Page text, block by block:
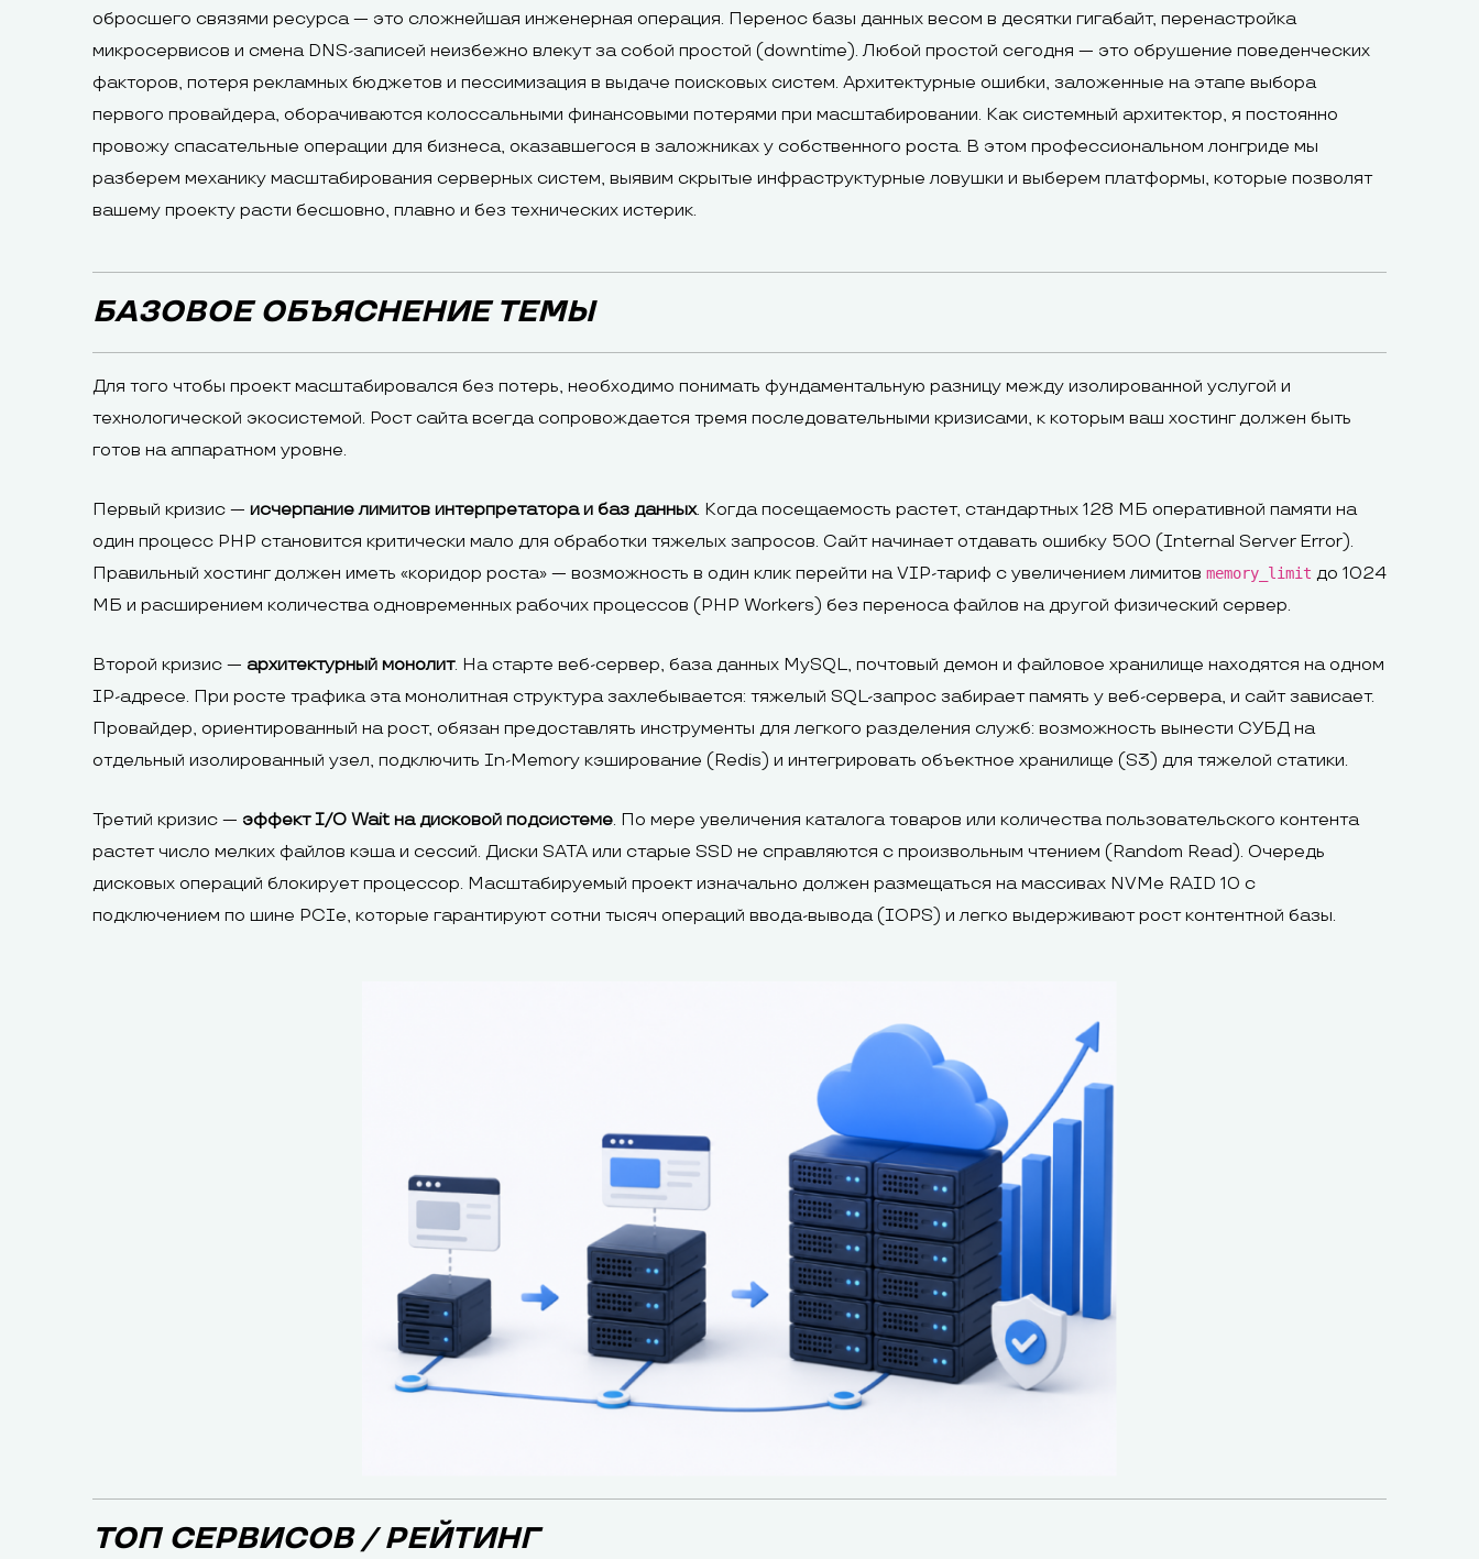
обросшего связями ресурса — это сложнейшая инженерная операция. Перенос базы данных весом в десятки гигабайт, перенастройка
микросервисов и смена DNS-записей неизбежно влекут за собой простой (downtime). Любой простой сегодня — это обрушение поведенческих
факторов, потеря рекламных бюджетов и пессимизация в выдаче поисковых систем. Архитектурные ошибки, заложенные на этапе выбора
первого провайдера, оборачиваются колоссальными финансовыми потерями при масштабировании. Как системный архитектор, я постоянно
провожу спасательные операции для бизнеса, оказавшегося в заложниках у собственного роста. В этом профессиональном лонгриде мы
разберем механику масштабирования серверных систем, выявим скрытые инфраструктурные ловушки и выберем платформы, которые позволят
вашему проекту расти бесшовно, плавно и без технических истерик.
БАЗОВОЕ ОБЪЯСНЕНИЕ ТЕМЫ
Для того чтобы проект масштабировался без потерь, необходимо понимать фундаментальную разницу между изолированной услугой и
технологической экосистемой. Рост сайта всегда сопровождается тремя последовательными кризисами, к которым ваш хостинг должен быть
готов на аппаратном уровне.
Первый кризис — исчерпание лимитов интерпретатора и баз данных. Когда посещаемость растет, стандартных 128 МБ оперативной памяти на
один процесс PHP становится критически мало для обработки тяжелых запросов. Сайт начинает отдавать ошибку 500 (Internal Server Error).
Правильный хостинг должен иметь «коридор роста» — возможность в один клик перейти на VIP-тариф с увеличением лимитов memory_limit до 1024
МБ и расширением количества одновременных рабочих процессов (PHP Workers) без переноса файлов на другой физический сервер.
Второй кризис — архитектурный монолит. На старте веб-сервер, база данных MySQL, почтовый демон и файловое хранилище находятся на одном
IP-адресе. При росте трафика эта монолитная структура захлебывается: тяжелый SQL-запрос забирает память у веб-сервера, и сайт зависает.
Провайдер, ориентированный на рост, обязан предоставлять инструменты для легкого разделения служб: возможность вынести СУБД на
отдельный изолированный узел, подключить In-Memory кэширование (Redis) и интегрировать объектное хранилище (S3) для тяжелой статики.
Третий кризис — эффект I/O Wait на дисковой подсистеме. По мере увеличения каталога товаров или количества пользовательского контента
растет число мелких файлов кэша и сессий. Диски SATA или старые SSD не справляются с произвольным чтением (Random Read). Очередь
дисковых операций блокирует процессор. Масштабируемый проект изначально должен размещаться на массивах NVMe RAID 10 с
подключением по шине PCIe, которые гарантируют сотни тысяч операций ввода-вывода (IOPS) и легко выдерживают рост контентной базы.
ТОП СЕРВИСОВ / РЕЙТИНГ